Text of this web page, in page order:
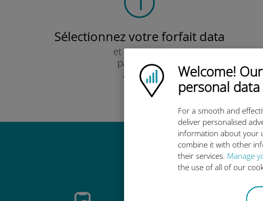
Ubigi logo
Welcome!
personal
For a smooth and
deliver personalised
information about your
combine it with other
their services. Manage
the use of all of our
Sélectionnez votre forfait data
et recevez-le
par e-mail.
Rapide !
Pourquoi